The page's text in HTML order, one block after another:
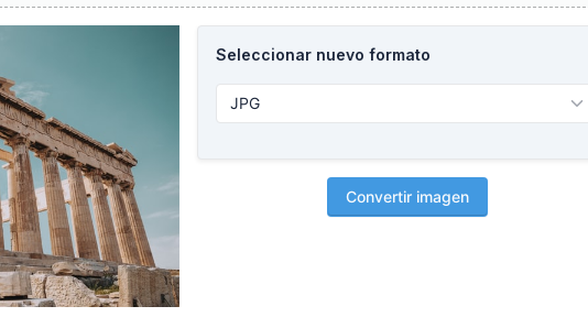
Seleccionar nuevo formato
Convertir imagen